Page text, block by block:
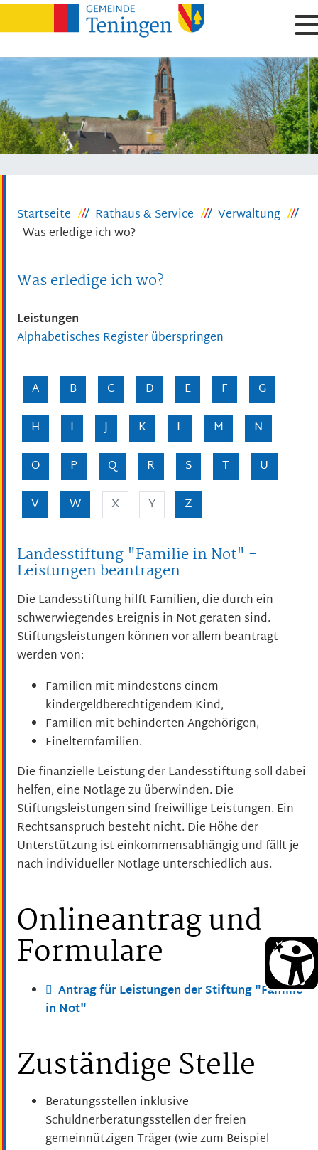
Startseite Rathaus & Service
Verwaltung
Was erledige ich wo?
Was erledige ich wo?
Leistungen
Alphabetisches Register überspringen
A B C D E F
G
H
I J K L M
N
O
P Q R S T
U
V
W X Y Z
Landesstiftung "Familie in Not" -
Leistungen beantragen
Die Landesstiftung hilft Familien, die durch ein
schwerwiegendes Ereignis in Not geraten sind.
Stiftungsleistungen können vor allem beantragt
werden von:
Familien mit mindestens einem
kindergeldberechtigendem Kind,
Familien mit behinderten Angehörigen,
Einelternfamilien.
Die finanzielle Leistung der Landesstiftung solldabei
helfen, eine Notlage zu überwinden. Die
Stiftungsleistungen sind freiwillige Leistungen. Ein
Rechtsanspruch besteht nicht. Die Höhe der
Unterstützung ist einkommensabhängig und fällt je
nach individueller Notlage unterschiedlich aus.
Onlineantrag und
Formulare
Antrag für Leistungen der Stiftung "Familie
in Not"
Zuständige Stelle
Beratungsstellen inklusive
Schuldnerberatungsstellen der freien
gemeinnützigen Träger (wie zum Beispiel